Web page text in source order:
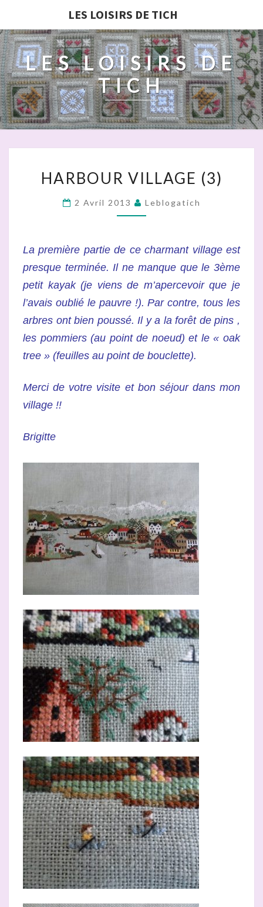
LES LOISIRS DE TICH
LES LOISIRS DE
TICH
VILLAGE
(3)
HARBOUR VILLAGE (3)
2 Avril 2013 Leblogatich
La première partie de ce charmant village est
presque terminée. Il ne manque que le 3ème
petit kayak (je viens de m’apercevoir que je
l’avais oublié le pauvre !). Par contre, tous les
arbres ont bien poussé. Il y a la forêt de pins ,
les pommiers (au point de noeud) et le « oak
tree » (feuilles au point de bouclette).
Merci de votre visite et bon séjour dans mon
village !!
Brigitte